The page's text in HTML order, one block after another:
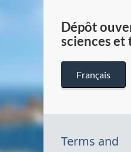
Dépôt
sciences et
Français
Terms and